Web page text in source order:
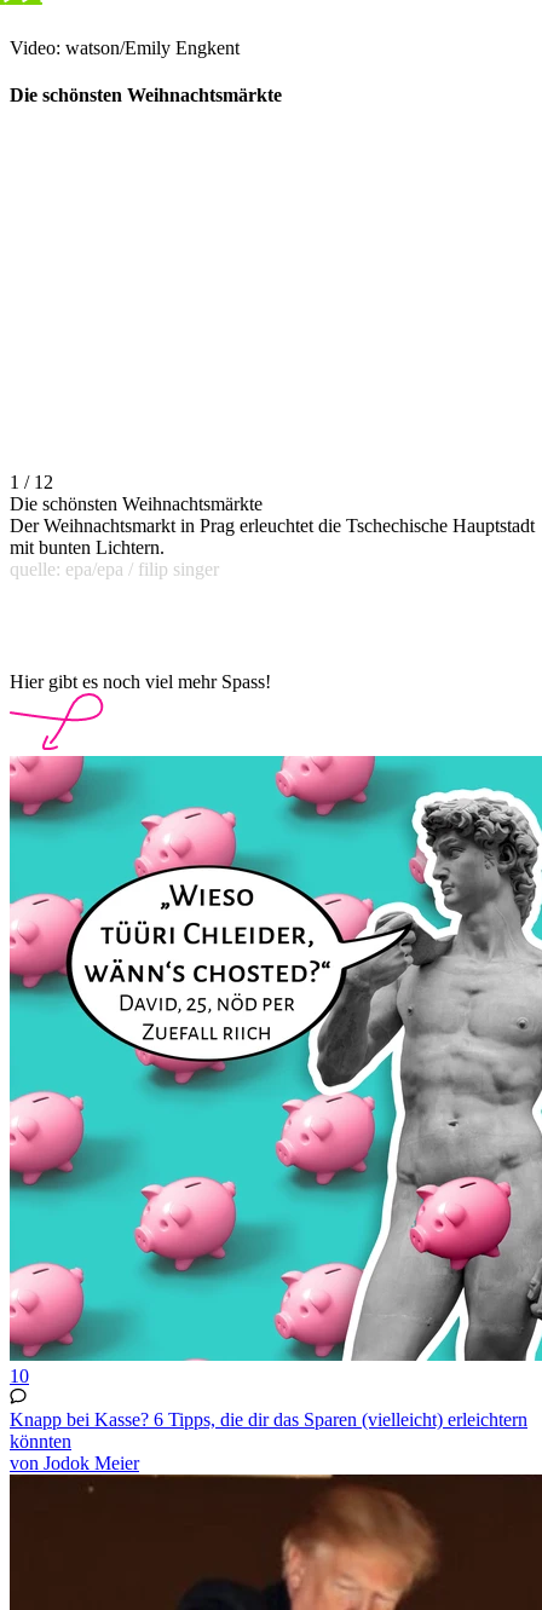
Video: watson/Emily Engkent
Die schönsten Weihnachtsmärkte
1 / 12
Die schönsten Weihnachtsmärkte
Der Weihnachtsmarkt in Prag erleuchtet die Tschechische Hauptstadt
mit bunten Lichtern.
quelle: epa/epa / filip singer
Hier gibt es noch viel mehr Spass!
10
Knapp bei Kasse? 6 Tipps, die dir das Sparen (vielleicht) erleichtern
könnten
von Jodok Meier